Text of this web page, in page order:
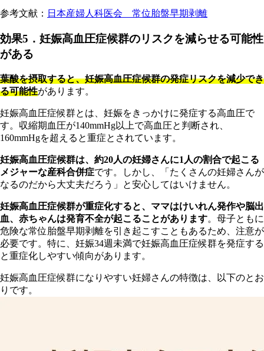
参考文献： 日本産婦人科医会 常位胎盤早期剥離
効果5．妊娠高血圧症候群のリスクを減らせる可能性
がある
葉酸を摂取すると、妊娠高血圧症候群の発症リスクを減少でき
る可能性があります。
妊娠高血圧症候群とは、妊娠をきっかけに発症する高血圧で
す。収縮期血圧が140mmHg以上で高血圧と判断され、
160mmHgを超えると重症とされています。
妊娠高血圧症候群は、約20人の妊婦さんに1人の割合で起こる
メジャーな産科合併症です。しかし、「たくさんの妊婦さんが
なるのだから大丈夫だろう」と安心してはいけません。
妊娠高血圧症候群が重症化すると、ママはけいれん発作や脳出
血、赤ちゃんは発育不全が起こることがあります。母子ともに
危険な常位胎盤早期剥離を引き起こすこともあるため、注意が
必要です。特に、妊娠34週未満で妊娠高血圧症候群を発症する
と重症化しやすい傾向があります。
妊娠高血圧症候群になりやすい妊婦さんの特徴は、以下のとお
りです。